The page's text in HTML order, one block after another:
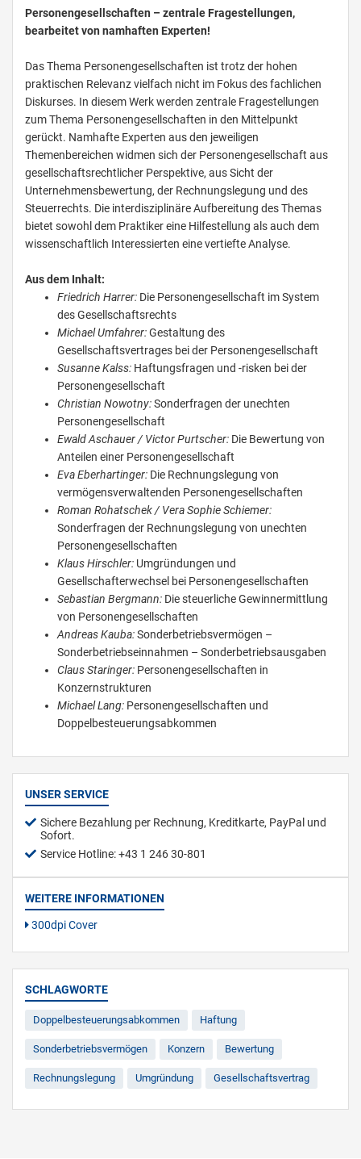
Personengesellschaften – zentrale Fragestellungen,
bearbeitet von namhaften Experten!
Das Thema Personengesellschaften ist trotz der hohen
praktischen Relevanz vielfach nicht im Fokus des fachlichen
Diskurses. In diesem Werk werden zentrale Fragestellungen
zum Thema Personengesellschaften in den Mittelpunkt
gerückt. Namhafte Experten aus den jeweiligen
Themenbereichen widmen sich der Personengesellschaft aus
gesellschaftsrechtlicher Perspektive, aus Sicht der
Unternehmensbewertung, der Rechnungslegung und des
Steuerrechts. Die interdisziplinäre Aufbereitung des Themas
bietet sowohl dem Praktiker eine Hilfestellung als auch dem
wissenschaftlich Interessierten eine vertiefte Analyse.
Aus dem Inhalt:
Friedrich Harrer: Die Personengesellschaft im System
des Gesellschaftsrechts
Michael Umfahrer:Gestaltung des
Gesellschaftsvertrages bei der Personengesellschaft
Susanne Kalss: Haftungsfragen und -risken bei der
Personengesellschaft
Christian Nowotny:Sonderfragen der unechten
Personengesellschaft
Ewald Aschauer / Victor Purtscher: Die Bewertung von
Anteilen einer Personengesellschaft
Eva Eberhartinger: Die Rechnungslegung von
vermögensverwaltenden Personengesellschaften
Roman Rohatschek / Vera Sophie Schiemer:
Sonderfragen der Rechnungslegung von unechten
Personengesellschaften
Klaus Hirschler: Umgründungen und
Gesellschafterwechsel bei Personengesellschaften
Sebastian Bergmann: Die steuerliche Gewinnermittlung
von Personengesellschaften
Andreas Kauba:Sonderbetriebsvermögen –
Sonderbetriebseinnahmen – Sonderbetriebsausgaben
Claus Staringer: Personengesellschaften in
Konzernstrukturen
Michael Lang: Personengesellschaften und
Doppelbesteuerungsabkommen
UNSER SERVICE
Sichere Bezahlung per Rechnung, Kreditkarte, PayPal und
Sofort.
Service Hotline: +43 1 246 30-801
WEITERE INFORMATIONEN
300dpi Cover
SCHLAGWORTE
Doppelbesteuerungsabkommen Haftung
Sonderbetriebsvermögen Konzern Bewertung
Rechnungslegung Umgründung Gesellschaftsvertrag